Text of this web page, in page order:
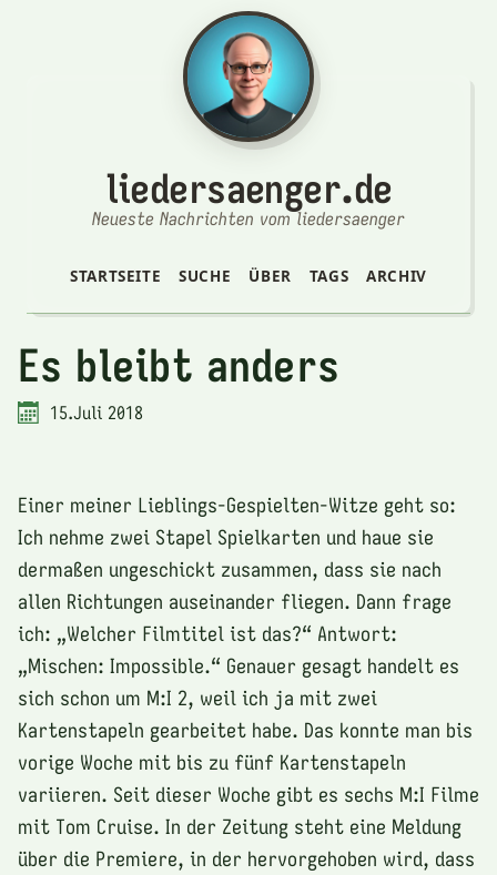
liedersaenger.de
Neueste Nachrichten vom liedersaenger
STARTSEITE SUCHE ÜBER TAGS ARCHIV
Es bleibt anders
15.Juli 2018
Einer meiner Lieblings-Gespielten-Witze geht so:
Ich nehme zwei Stapel Spielkarten und haue sie
dermaßen ungeschickt zusammen, dass sie nach
allen Richtungen auseinander fliegen. Dann frage
ich: „Welcher Filmtitel ist das?“ Antwort:
„Mischen: Impossible.“ Genauer gesagt handelt es
sich schon um M:I 2, weil ich ja mit zwei
Kartenstapeln gearbeitet habe. Das konnte man bis
vorige Woche mit bis zu fünf Kartenstapeln
variieren. Seit dieser Woche gibt es sechs M:I Filme
mit Tom Cruise. In der Zeitung steht eine Meldung
über die Premiere, in der hervorgehoben wird, dass